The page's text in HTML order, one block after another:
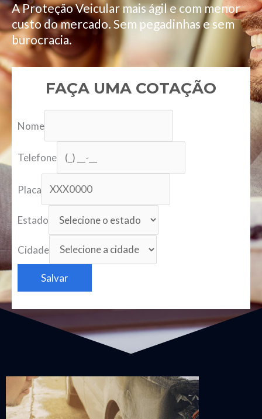
A Proteção Veicular mais ágil e com menor
custo do mercado. Sem pegadinhas e sem
burocracia.
FAÇA UMA COTAÇÃO
Nome
Telefone
Placa
Estado
Cidade
Salvar